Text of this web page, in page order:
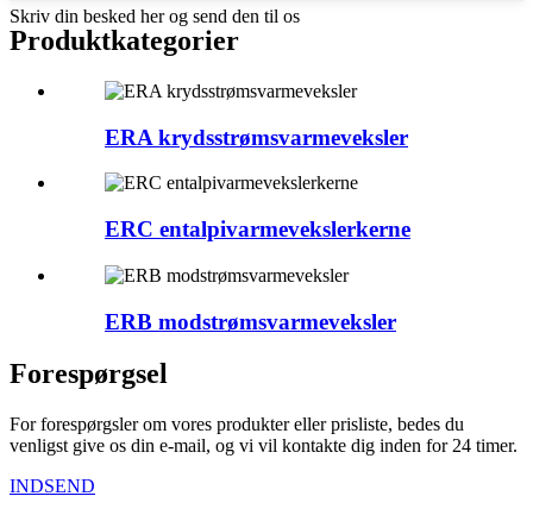
Skriv din besked her og send den til os
Produktkategorier
ERA krydsstrømsvarmeveksler
ERC entalpivarmevekslerkerne
ERB modstrømsvarmeveksler
Forespørgsel
For forespørgsler om vores produkter eller prisliste, bedes du
venligst give os din e-mail, og vi vil kontakte dig inden for 24 timer.
INDSEND